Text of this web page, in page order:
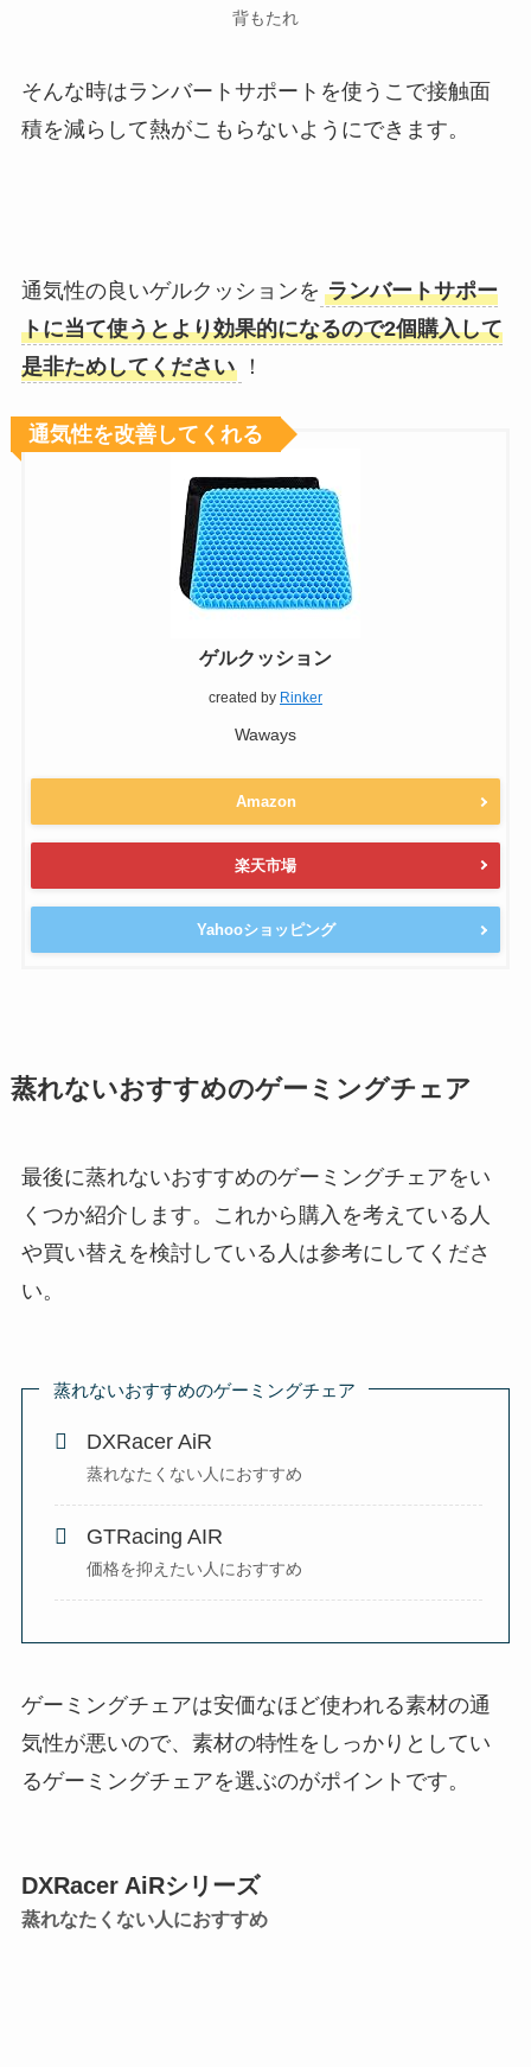
背もたれ
そんな時はランバートサポートを使うこで接触面
積を減らして熱がこもらないようにできます。
通気性の良いゲルクッションを ランバートサポー
トに当て使うとより効果的になるので2個購入して
是非ためしてください
！
ゲルクッション
created by Rinker
Waways
Amazon
楽天市場
Yahooショッピング
通気性を改善してくれる
蒸れないおすすめのゲーミングチェア
最後に蒸れないおすすめのゲーミングチェアをい
くつか紹介します。これから購入を考えている人
や買い替えを検討している人は参考にしてくださ
い。
蒸れないおすすめのゲーミングチェア
DXRacer AiR
蒸れなたくない人におすすめ
GTRacing AIR
価格を抑えたい人におすすめ
ゲーミングチェアは安価なほど使われる素材の通
気性が悪いので、素材の特性をしっかりとしてい
るゲーミングチェアを選ぶのがポイントです。
DXRacer AiRシリーズ
蒸れなたくない人におすすめ